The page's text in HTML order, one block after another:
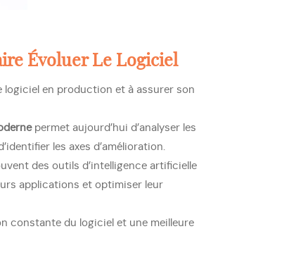
Évoluer Le Logiciel
logiciel en production et à assurer son
permet aujourd’hui d’analyser les
les axes d’amélioration.
des outils d’intelligence artificielle
applications et optimiser leur
constante du logiciel et une meilleure